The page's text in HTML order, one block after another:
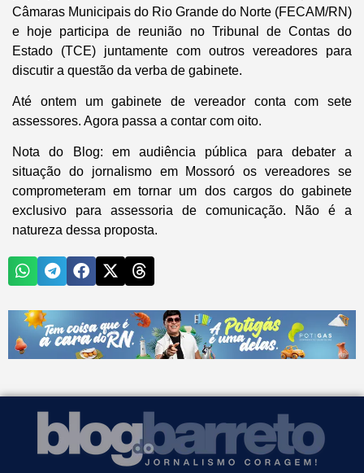
Câmaras Municipais do Rio Grande do Norte (FECAM/RN)
e hoje participa de reunião no Tribunal de Contas do
Estado (TCE) juntamente com outros vereadores para
discutir a questão da verba de gabinete.
Até ontem um gabinete de vereador conta com sete
assessores. Agora passa a contar com oito.
Nota do Blog: em audiência pública para debater a
situação do jornalismo em Mossoró os vereadores se
comprometeram em tornar um dos cargos do gabinete
exclusivo para assessoria de comunicação. Não é a
natureza dessa proposta.